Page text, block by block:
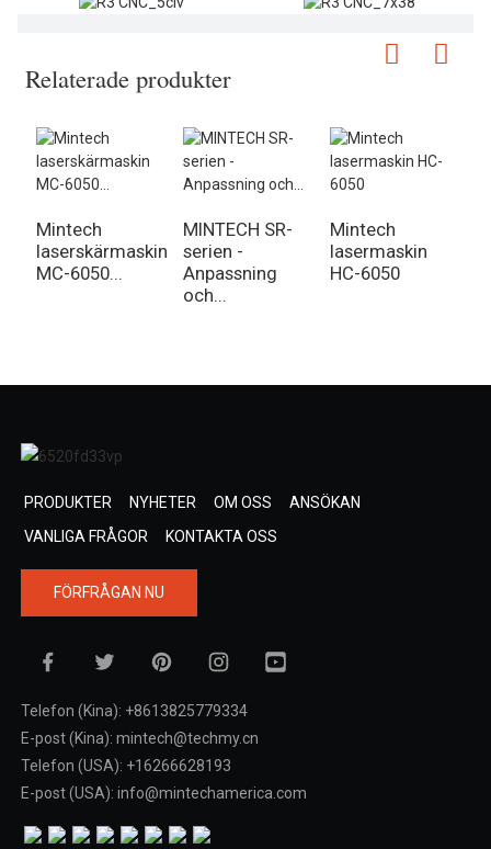
Relaterade produkter
Mintech
laserskärmaskin
MC-6050...
MINTECH SR-
serien -
Anpassning
och...
Mintech
lasermaskin
HC-6050
PRODUKTER NYHETER OM OSS
ANSÖKAN
VANLIGA FRÅGOR
KONTAKTA OSS
FÖRFRÅGAN NU
Telefon (Kina): +8613825779334
E-post (Kina): mintech@techmy.cn
Telefon (USA): +16266628193
E-post (USA): info@mintechamerica.com